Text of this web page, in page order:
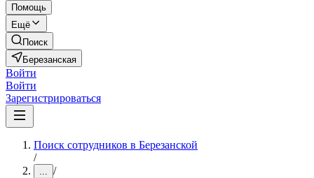
Помощь
Ещё
Поиск
Березанская
Войти
Войти
Зарегистрироваться
Поиск сотрудников в Березанской
/
... /